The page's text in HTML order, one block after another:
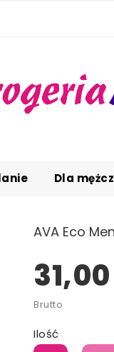
Dla
AVA Eco
31,00
Brutto
Ilość